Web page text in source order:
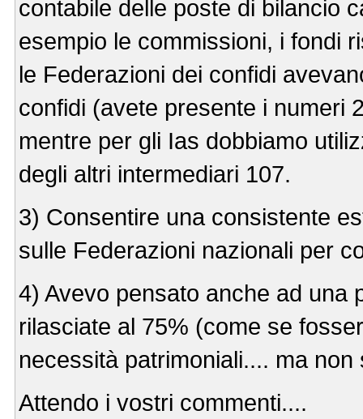
contabile delle poste di bilancio
esempio le commissioni, i fondi
le Federazioni dei confidi
confidi (avete presente i numeri
mentre per gli Ias dobbiamo
degli altri intermediari 107.
3) Consentire una consistente
sulle Federazioni nazionali per
4) Avevo pensato anche ad una
rilasciate al 75% (come se
necessità patrimoniali.... ma
Attendo i vostri commenti....